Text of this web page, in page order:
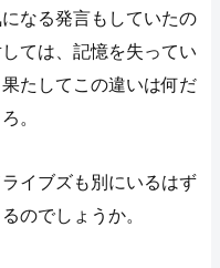
なる発言もしていたの
ては、記憶を失ってい
たしてこの違いは何だ
。
イブズも別にいるはず
のでしょうか。